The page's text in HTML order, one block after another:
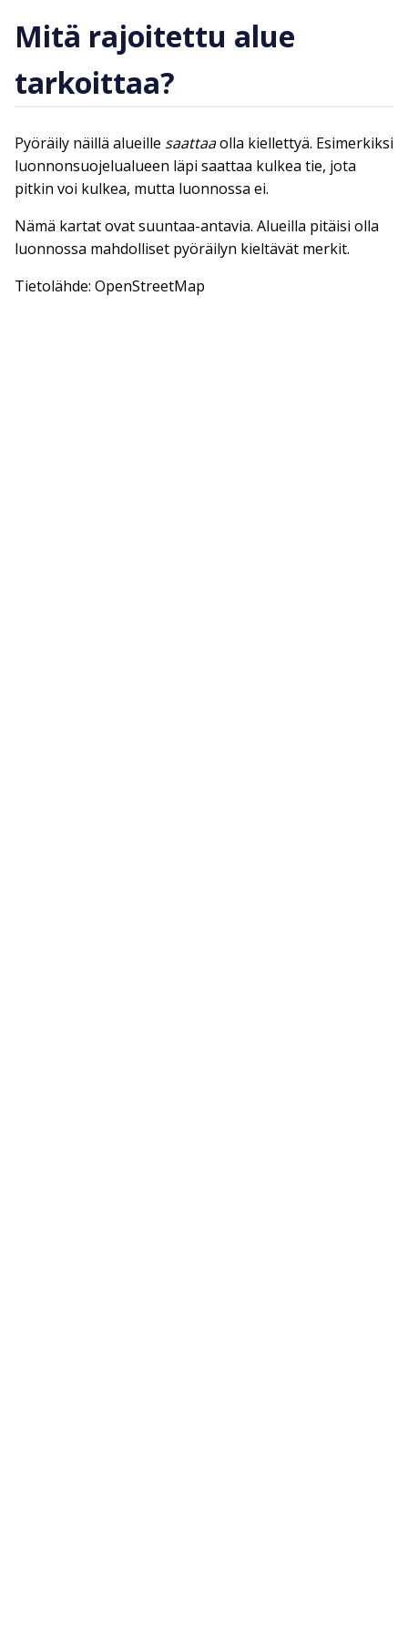
Mitä rajoitettu alue
tarkoittaa?
Pyöräily näillä alueille saattaaolla kiellettyä. Esimerkiksi
luonnonsuojelualueen läpi saattaa kulkea tie, jota
pitkin voi kulkea, mutta luonnossa ei.
Nämä kartat ovat suuntaa-antavia. Alueilla pitäisi olla
luonnossa mahdolliset pyöräilyn kieltävät merkit.
Tietolähde: OpenStreetMap